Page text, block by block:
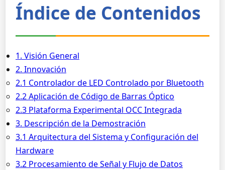
Índice de Contenidos
1. Visión General
2. Innovación
2.1 Controlador de LED Controlado por Bluetooth
2.2 Aplicación de Código de Barras Óptico
2.3 Plataforma Experimental OCC Integrada
3. Descripción de la Demostración
3.1 Arquitectura del Sistema y Configuración del
Hardware
3.2 Procesamiento de Señal y Flujo de Datos